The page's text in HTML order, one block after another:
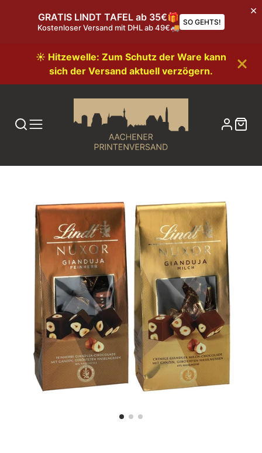
GRATIS LINDT TAFEL ab 35€🎁
Kostenloser Versand mit DHL ab 49€🚚
SO GEHTS!
☀️ Hitzewelle: Zum Schutz der Ware kann
sich der Versand aktuell verzögern.